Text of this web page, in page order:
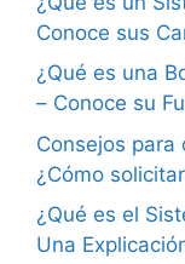
Conoce sus
¿Qué es una
– Conoce su
Consejos
¿Cómo
¿Qué es el
Una